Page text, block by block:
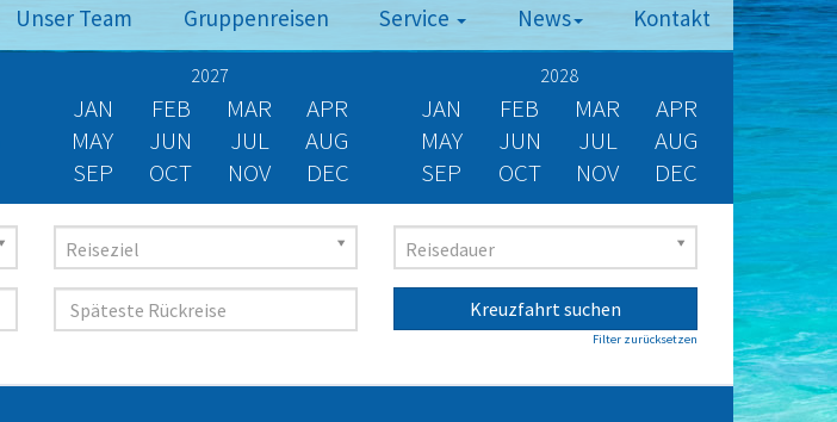
Unser Team Gruppenreisen Service News Kontakt
2027
JAN FEB MAR
APR
MAY
JUN JUL
AUG
SEP
OCT NOV DEC
2028
JAN FEB MAR
APR
MAY
JUN JUL
AUG
SEP
OCT NOV DEC
Reiseziel Reisedauer
Kreuzfahrt suchen
Filter zurücksetzen